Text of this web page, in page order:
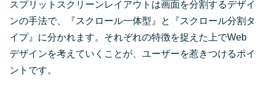
スプリットスクリーンレイアウトは画面を分割するデザイ
ンの手法で、『スクロール一体型』と『スクロール分割タ
イプ』に分かれます。それぞれの特徴を捉えた上でWeb
デザインを考えていくことが、ユーザーを惹きつけるポイ
ントです。